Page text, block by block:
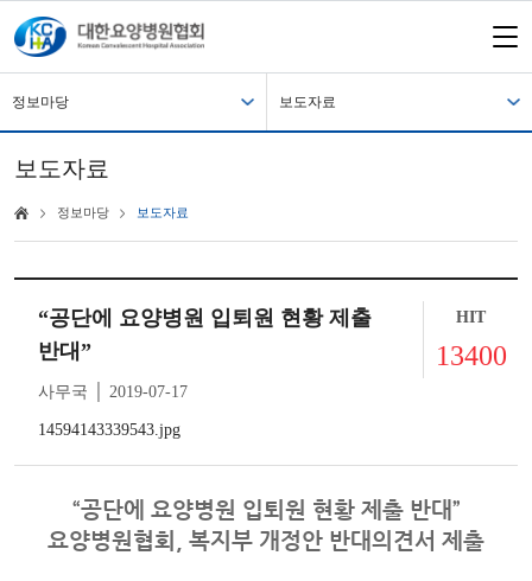
정보마당 보도자료
보도자료
정보마당 보도자료
“공단에 요양병원 입퇴원 현황 제출
반대”
사무국 │ 2019-07-17
14594143339543.jpg
HIT
13400
“공단에 요양병원 입퇴원 현황 제출 반대”
요양병원협회, 복지부 개정안 반대의견서 제출